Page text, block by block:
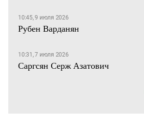
10:45, 9 июля 2026
Рубен Варданян
10:31, 7 июля 2026
Саргсян Серж Азатович